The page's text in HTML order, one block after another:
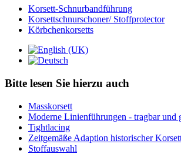
Korsett-Schnurbandführung
Korsettschnurschoner/ Stoffprotector
Körbchenkorsetts
Bitte lesen Sie hierzu auch
Masskorsett
Moderne Linienführungen - tragbar und
Tightlacing
Zeitgemäße Adaption historischer
Stoffauswahl